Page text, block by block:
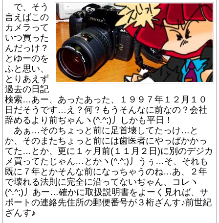
で、そう
言えばこの
カメラって
いつ買った
んだっけ？
とゆーのを
ふと思い、
とりあえず
過去の日記
検索…あー、あったあった、１９９７年１２月１０
日だそうです…え？何？もうそんなに前なの？会社
辞めるより前ぢゃんヽ(^.^;)丿しかも平日！
あぁ…そのちょっと前に足首壊してたっけ…と
か、そのまたちょっと前には歯医者にやっぱかかっ
てた…とか、更に１ヶ月前(１１月２日)に別のデジカ
メ買ってたじゃん…とかヽ(^.^;)丿うぅ…そ、それも
既に７年とかそんな前になっちゃうのね…あ、２年
で壊れる法則に完全に沿ってないぢゃん、コレヽ
(^.^;)丿あー…確かに取扱説明書をよーく見れば、サ
ポートの連絡先住所の郵便番号が３桁ざんす♪前世紀
ざんす♪